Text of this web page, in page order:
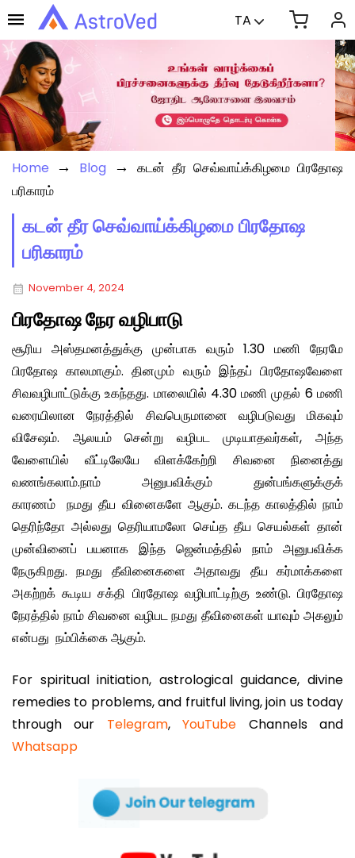
TA
Home → Blog → கடன் தீர செவ்வாய்க்கிழமை பிரதோஷ
பரிகாரம்
கடன் தீர செவ்வாய்க்கிழமை பிரதோஷ
பரிகாரம்
November 4, 2024
பிரதோஷ நேர வழிபாடு
சூரிய அஸ்தமனத்துக்கு முன்பாக வரும் 1.30 மணி நேரமே
பிரதோஷ காலமாகும். தினமும் வரும் இந்தப் பிரதோஷவேளை
சிவவழிபாட்டுக்கு உகந்தது. மாலையில் 4.30 மணி முதல் 6 மணி
வரையிலான நேரத்தில் சிவபெருமானை வழிபடுவது மிகவும்
விசேஷம். ஆலயம் சென்று வழிபட முடியாதவர்கள், அந்த
வேளையில் வீட்டிலேயே விளக்கேற்றி சிவனை நினைத்து
வணங்கலாம்.நாம் அனுபவிக்கும் துன்பங்களுக்குக்
காரணம் நமது தீய வினைகளே ஆகும். கடந்த காலத்தில் நாம்
தெரிந்தோ அல்லது தெரியாமலோ செய்த தீய செயல்கள் தான்
முன்வினைப் பயனாக இந்த ஜென்மத்தில் நாம் அனுபவிக்க
நேருகிறது. நமது தீவினைகளை அதாவது தீய கர்மாக்களை
அகற்றக் கூடிய சக்தி பிரதோஷ வழிபாட்டிற்கு உண்டு. பிரதோஷ
நேரத்தில் நாம் சிவனை வழிபட நமது தீவினைகள் யாவும் அகலும்
என்பது நம்பிக்கை ஆகும்.
For spiritual initiation, astrological guidance, divine
remedies to problems, and fruitful living, join us today
through our Telegram,YouTube Channels and
Whatsapp